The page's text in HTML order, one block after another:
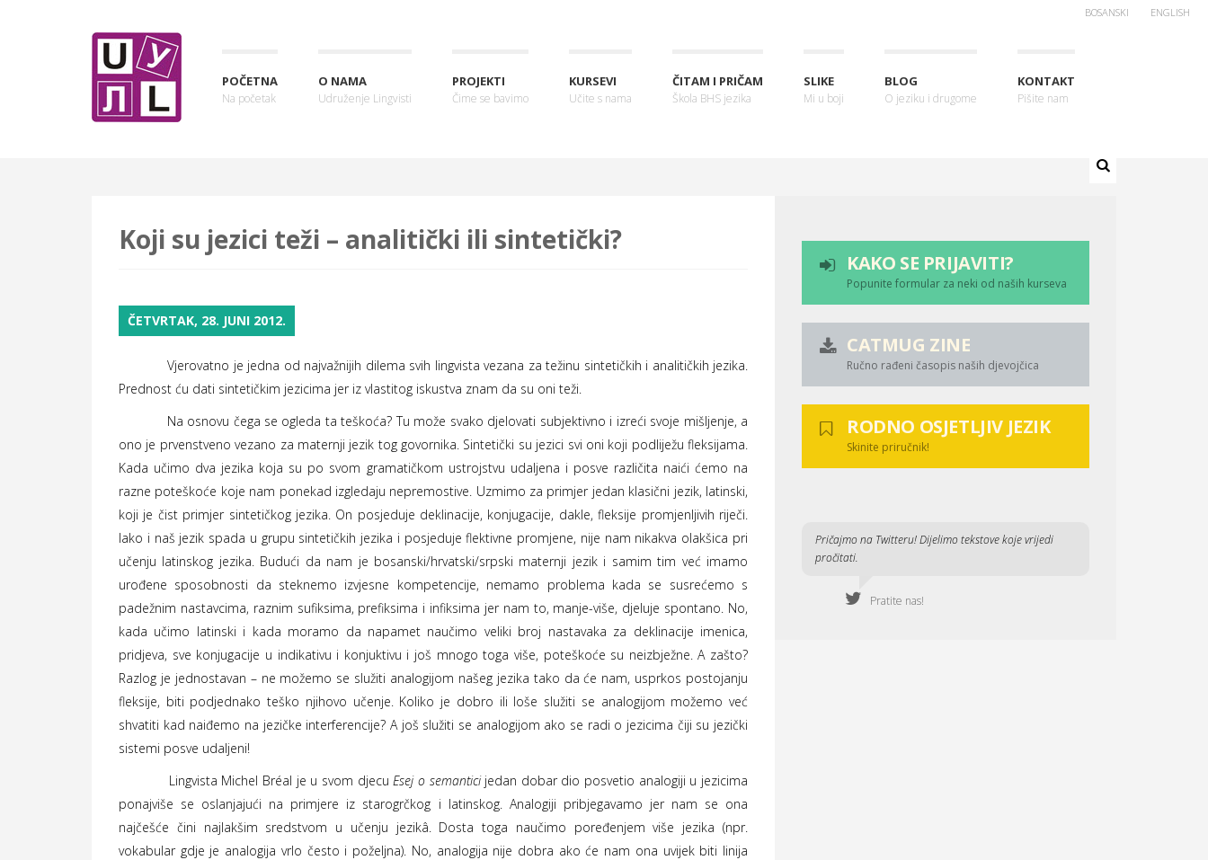
BOSANSKI ENGLISH
POČETNA
Na početak
O NAMA
Udruženje Lingvisti
PROJEKTI
Čime se bavimo
KURSEVI
Učite s nama
ČITAM I PRIČAM
Škola BHS jezika
SLIKE
Mi u boji
BLOG
O jeziku i drugome
KONTAKT
Pišite nam
Koji su jezici teži – analitički ili sintetički?
ČETVRTAK, 28. JUNI 2012.
Vjerovatno je jedna od najvažnijih dilema svih lingvista vezana za težinu sintetičkih i analitičkih jezika.
Prednost ću dati sintetičkim jezicima jer iz vlastitog iskustva znam da su oni teži.
Na osnovu čega se ogleda ta teškoća? Tu može svako djelovati subjektivno i izreći svoje mišljenje, a
ono je prvenstveno vezano za maternji jezik tog govornika. Sintetički su jezici svi oni koji podliježu fleksijama.
Kada učimo dva jezika koja su po svom gramatičkom ustrojstvu udaljena i posve različita naići ćemo na
razne poteškoće koje nam ponekad izgledaju nepremostive. Uzmimo za primjer jedan klasični jezik, latinski,
koji je čist primjer sintetičkog jezika. On posjeduje deklinacije, konjugacije, dakle, fleksije promjenljivih riječi.
Iako i naš jezik spada u grupu sintetičkih jezika i posjeduje flektivne promjene, nije nam nikakva olakšica pri
učenju latinskog jezika. Budući da nam je bosanski/hrvatski/srpski maternji jezik i samim tim već imamo
urođene sposobnosti da steknemo izvjesne kompetencije, nemamo problema kada se susrećemo s
padežnim nastavcima, raznim sufiksima, prefiksima i infiksima jer nam to, manje-više, djeluje spontano. No,
kada učimo latinski i kada moramo da napamet naučimo veliki broj nastavaka za deklinacije imenica,
pridjeva, sve konjugacije u indikativu i konjuktivu i još mnogo toga više, poteškoće su neizbježne. A zašto?
Razlog je jednostavan – ne možemo se služiti analogijom našeg jezika tako da će nam, usprkos postojanju
fleksije, biti podjednako teško njihovo učenje. Koliko je dobro ili loše služiti se analogijom možemo već
shvatiti kad naiđemo na jezičke interferencije? A još služiti se analogijom ako se radi o jezicima čiji su jezički
sistemi posve udaljeni!
Lingvista Michel Bréal je u svom djecuEsej o semanticijedan dobar dio posvetio analogiji u jezicima
ponajviše se oslanjajući na primjere iz starogrčkog i latinskog. Analogiji pribjegavamo jer nam se ona
najčešće čini najlakšim sredstvom u učenju jezikâ. Dosta toga naučimo poređenjem više jezika (npr.
vokabular gdje je analogija vrlo često i poželjna). No, analogija nije dobra ako će nam ona uvijek biti linija
KAKO SE PRIJAVITI?
Popunite formular za neki od naših kurseva
CATMUG ZINE
Ručno rađeni časopis naših djevojčica
RODNO OSJETLJIV JEZIK
Skinite priručnik!
Pričajmo na Twitteru! Dijelimo tekstove koje vrijedi
pročitati.
Pratite nas!